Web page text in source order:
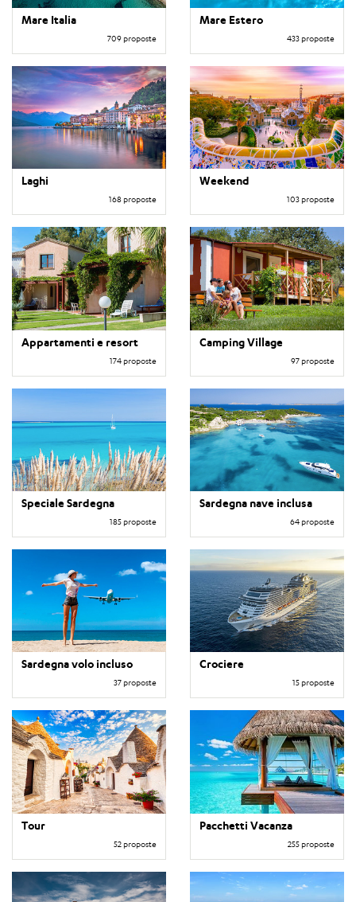
Mare Italia
709 proposte
Mare Estero
433 proposte
Laghi
168 proposte
Weekend
103 proposte
Appartamenti e resort
174 proposte
Camping Village
97 proposte
Speciale Sardegna
185 proposte
Sardegna nave inclusa
64 proposte
Sardegna volo incluso
37 proposte
Crociere
15 proposte
Tour
52 proposte
Pacchetti Vacanza
255 proposte